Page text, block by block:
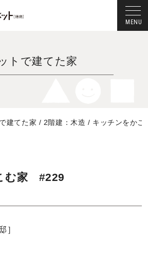
トで建てた家
建てた家 / 2階建：木造 / キッチンをか
む家 #229
］